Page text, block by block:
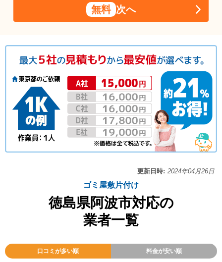
無料 次へ
更新日時: 2024年04月26日
ゴミ屋敷片付け
徳島県阿波市対応の
業者一覧
口コミが多い順 料金が安い順